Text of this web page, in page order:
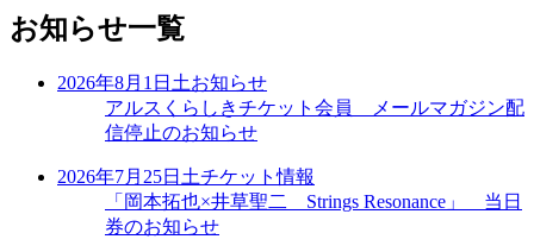
お知らせ一覧
2026年8月1日 土お知らせ
アルスくらしきチケット会員 メールマガジン配
信停止のお知らせ
2026年7月25日 土チケット情報
「岡本拓也×井草聖二 Strings Resonance」 当日
券のお知らせ